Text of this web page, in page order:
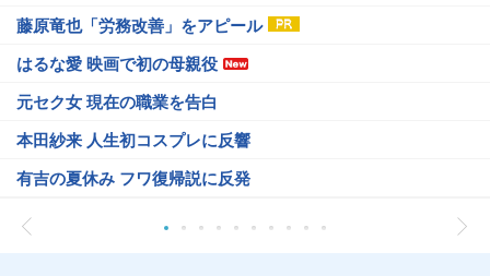
藤原竜也「労務改善」をアピール
はるな愛 映画で初の母親役
元セク女 現在の職業を告白
本田紗来 人生初コスプレに反響
有吉の夏休み フワ復帰説に反発